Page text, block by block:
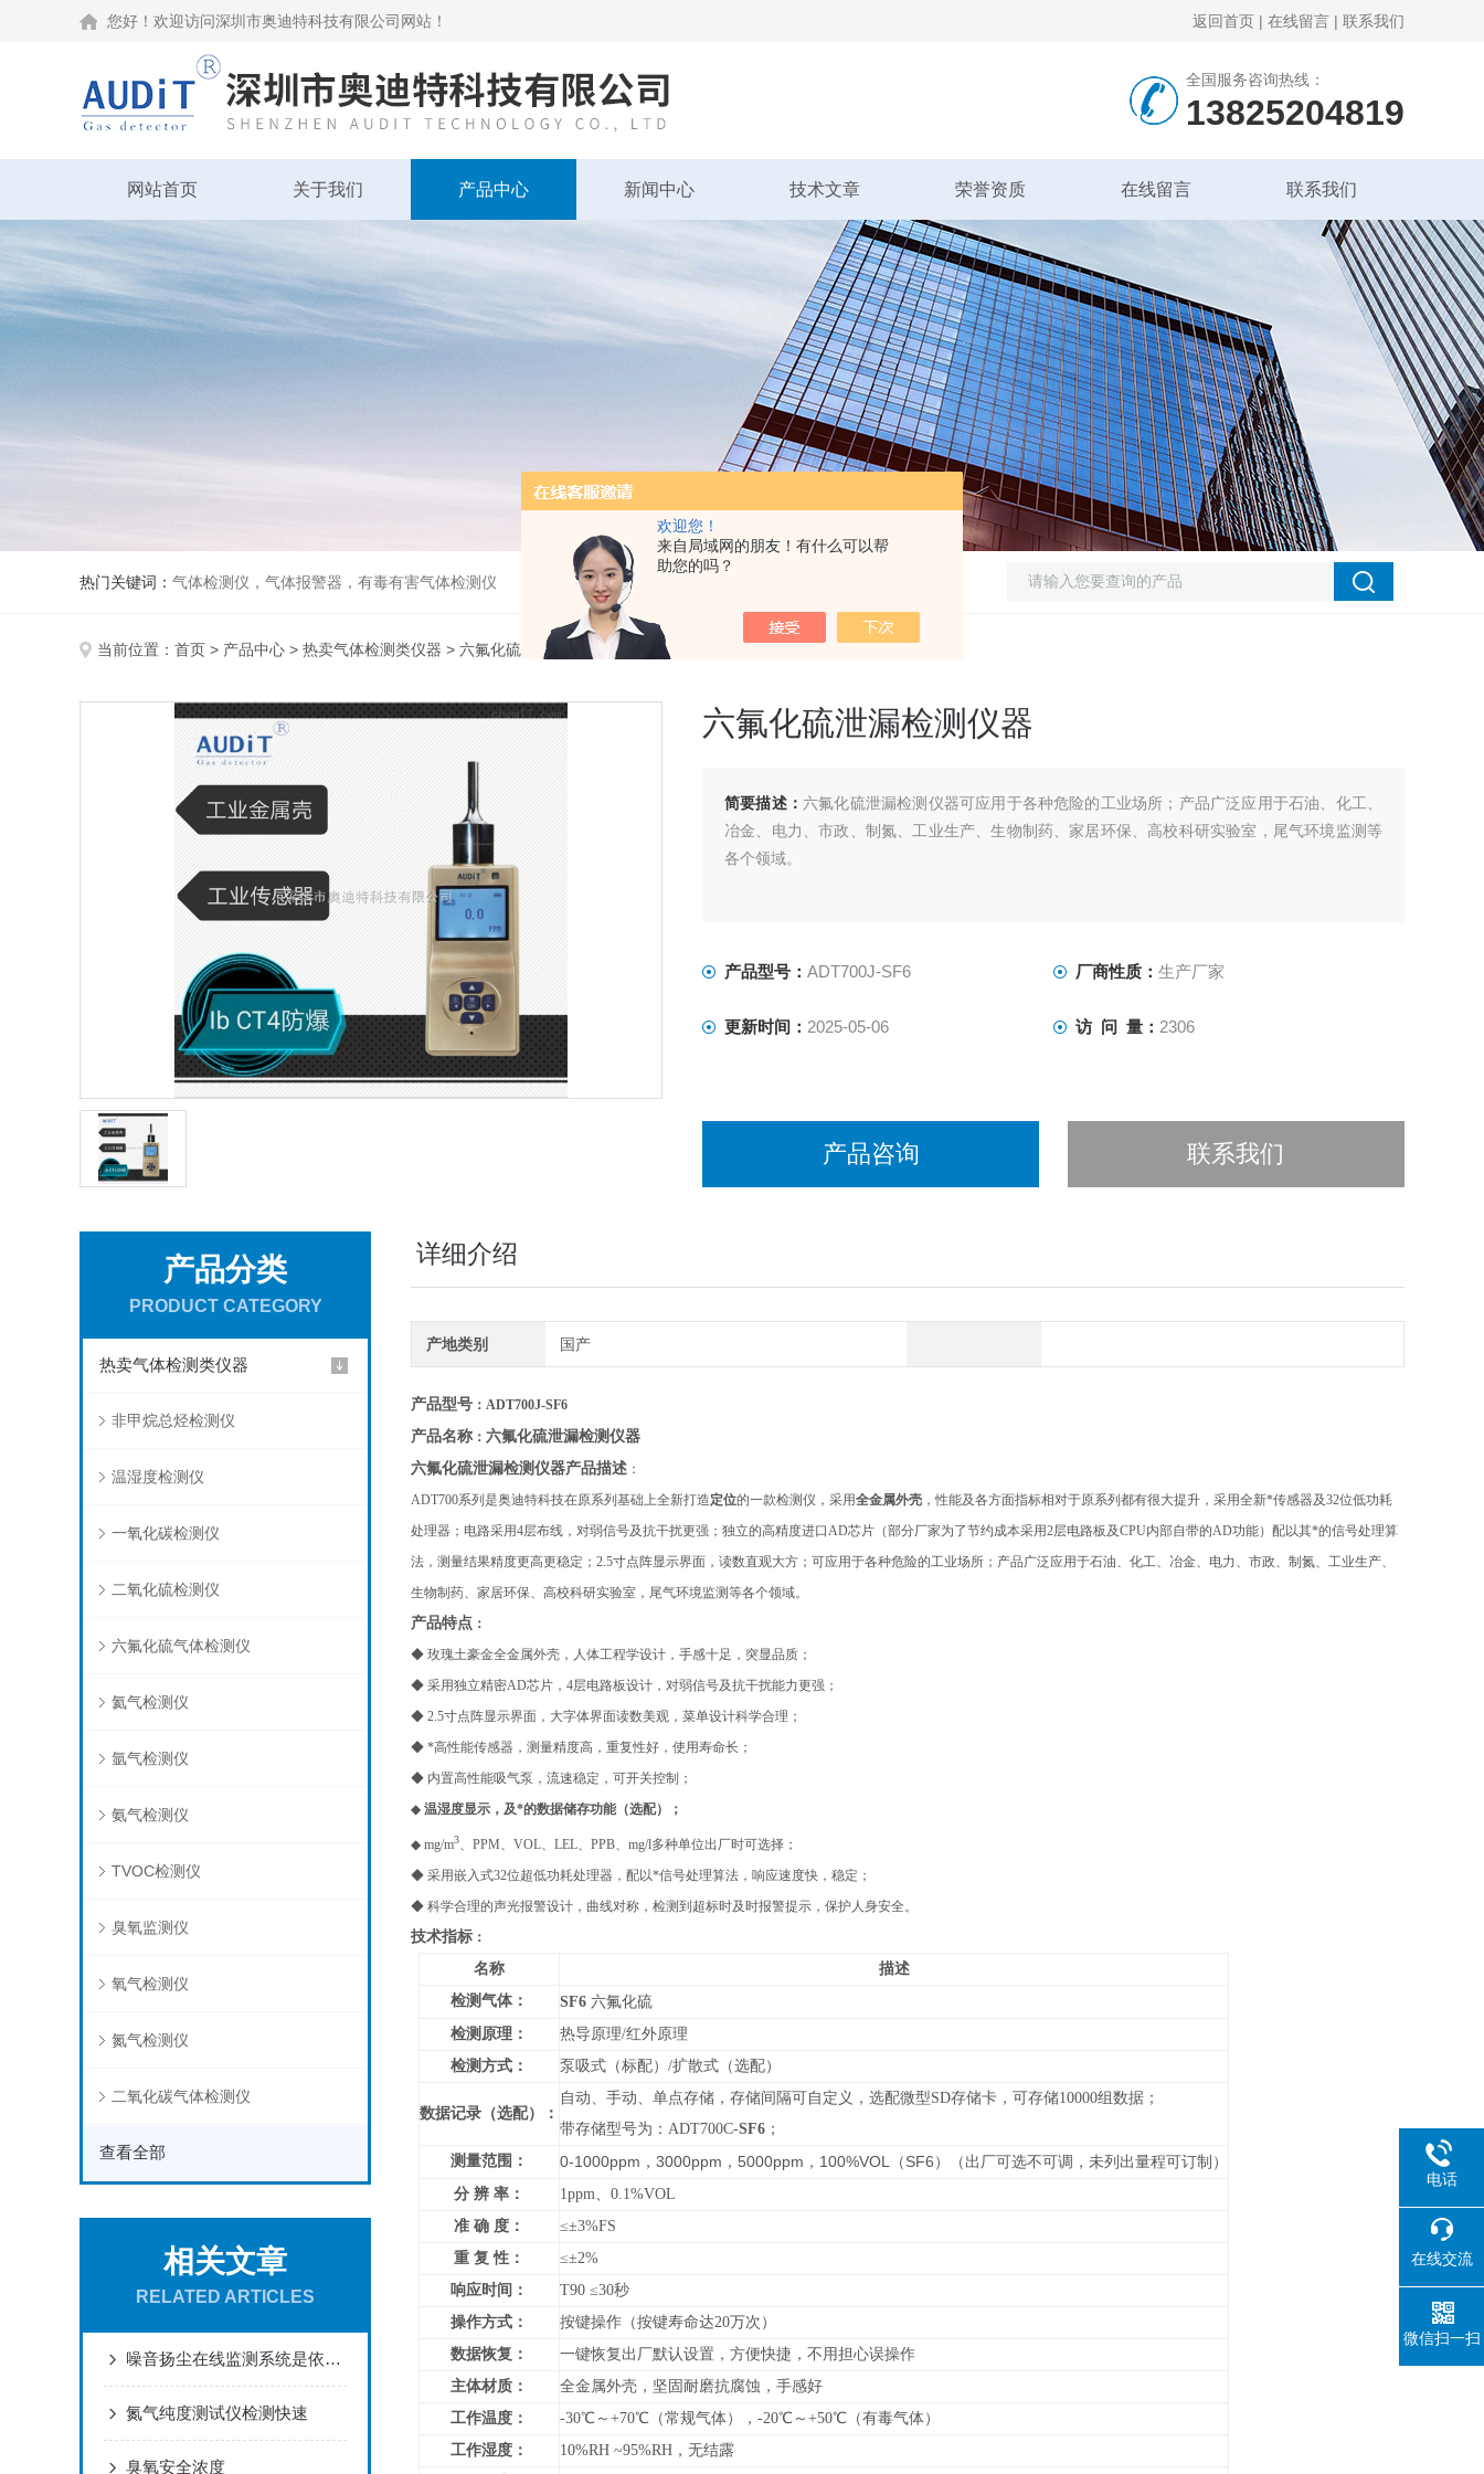
欢迎您！
来自局域网的朋友！有什么可以帮
助您的吗？
您好！欢迎访问深圳市奥迪特科技有限公司网站！ 返回首页 | 在线留言 | 联系我们
全国服务咨询热线：
13825204819
网站首页 关于我们 产品中心 新闻中心 技术文章 荣誉资质 在线留言 联系我们
热门关键词： 气体检测仪，气体报警器，有毒有害气体检测仪
当前位置： 首页 > 产品中心 > 热卖气体检测类仪器 > 六氟化硫气体检测仪 > ADT700J-SF6六氟化硫泄漏检测仪器
六氟化硫泄漏检测仪器
简要描述： 六氟化硫泄漏检测仪器可应用于各种危险的工业场所；产品广泛应用于石油、化工、
冶金、电力、市政、制氮、工业生产、生物制药、家居环保、高校科研实验室，尾气环境监测等
各个领域。
产品型号： ADT700J-SF6 厂商性质： 生产厂家
更新时间： 2025-05-06 访 问 量： 2306
产品咨询 联系我们
产品分类
PRODUCT CATEGORY
热卖气体检测类仪器
非甲烷总烃检测仪
温湿度检测仪
一氧化碳检测仪
二氧化硫检测仪
六氟化硫气体检测仪
氦气检测仪
氩气检测仪
氨气检测仪
TVOC检测仪
臭氧监测仪
氧气检测仪
氮气检测仪
二氧化碳气体检测仪
查看全部
相关文章
RELATED ARTICLES
噪音扬尘在线监测系统是依据什么原理工作的？
氮气纯度测试仪检测快速
臭氧安全浓度
详细介绍
产地类别 国产
产品型号 ：ADT700J-SF6
产品名称 ： 六氟化硫泄漏检测仪器
六氟化硫泄漏检测仪器产品描述 ：
ADT700系列 是奥迪特科技在原系列基础上全新打造定位的一款检测仪，采用全金属外壳 ，性能及各方面指标相对于原系列都有很大提升，采用全新*传感器及32位低功耗
处理器；电路采用4层布线，对弱信号及抗干扰更强；独立的高精度进口AD芯片（部分厂家为了节约成本采用2层电路板及CPU内部自带的AD功能）配以其*的信号处理算
法，测量结果精度更高更稳定；2.5寸点阵显示界面，读数直观大方； 可应用于各种危险的工业场所；产品广泛应用于石油、化工、冶金、电力、市政、制氮、工业生产、
生物制药、家居环保、高校科研实验室，尾气环境监测等各个领域。
产品特点 ：
◆ 玫瑰土豪金全金属外壳，人体工程学设计，手感十足，突显品质；
◆ 采用独立精密AD芯片，4层电路板设计，对弱信号及抗干扰能力更强；
◆ 2.5寸点阵显示界面，大字体界面读数美观，菜单设计科学合理；
◆ *高性能传感器，测量精度高，重复性好，使用寿命长；
◆ 内置高性能吸气泵，流速稳定，可开关控制；
◆ 温湿度显示，及*的数据储存功能（选配）；
◆ mg/m3、PPM、VOL、LEL、PPB、mg/l多种单位出厂时可选择；
◆ 采用嵌入式32位超低功耗处理器，配以*信号处理算法，响应速度快，稳定；
◆ 科学合理的声光报警设计，曲线对称，检测到超标时及时报警提示，保护人身安全。
技术指标 ：
名称
描述
检测气体：
SF6 六氟化硫
检测原理：
热导原理/红外原理
检测方式：
泵吸式（标配）/扩散式（选配）
数据记录（选配）：
自动、手动、单点存储，存储间隔可自定义，选配微型SD存储卡，可存储10000组数据；
带存储型号为：ADT700C-SF6 ；
测量范围：
0-1000ppm ，3000ppm ，5000ppm ， 100%VOL （ SF6 ）
（出厂可选不可调，未列出量程可订制）
分 辨 率：
1ppm、0.1%VOL
准 确 度：
≤±3%FS
重 复 性：
≤±2%
响应时间：
T90 ≤30秒
操作方式：
按键操作（按键寿命达20万次）
数据恢复：
一键恢复出厂默认设置，方便快捷，不用担心误操作
主体材质：
全金属外壳，坚固耐磨抗腐蚀，手感好
工作温度：
-30℃～+70℃（常规气体），-20℃～+50℃（有毒气体）
工作湿度：
10%RH ~95%RH，无结露
电话
在线交流
微信扫一扫